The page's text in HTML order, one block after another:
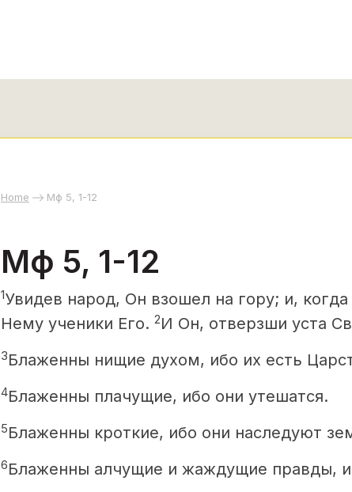
Home Мф 5, 1-12
Мф 5, 1-12
1Увидев народ, Он взошел на гору; и,
Нему ученики Его. 2И Он, отверзши уста
3Блаженны нищие духом, ибо их есть
4Блаженны плачущие, ибо они утешатся.
5Блаженны кроткие, ибо они наследуют
6Блаженны алчущие и жаждущие правды,